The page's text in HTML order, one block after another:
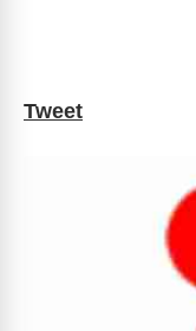
Tweet